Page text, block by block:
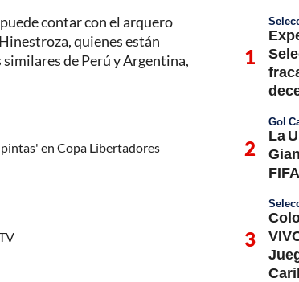
contar con el arquero
quienes están
de Perú y Argentina,
en Copa Libertadores
Gol
La